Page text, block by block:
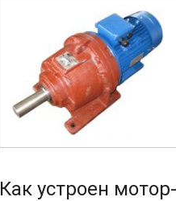
Как устроен